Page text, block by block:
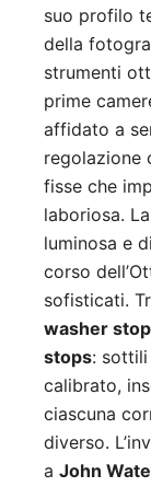
suo profilo
della
strumenti
prime
affidato a
regolazione
fisse che
laboriosa.
luminosa e
corso
sofisticati.
washer
stops:
calibrato,
ciascuna
diverso.
a John